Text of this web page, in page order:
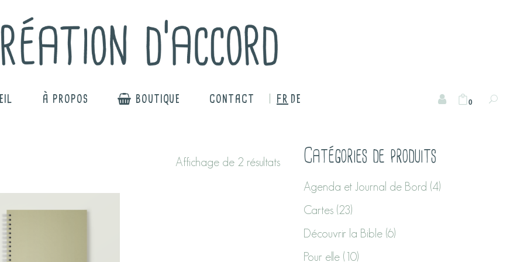
À PROPOS BOUTIQUE CONTACT FR DE 0
Affichage de 2 résultats Catégories de produits
Agenda et Journal de Bord (4)
Cartes (23)
Découvrir la Bible (6)
Pour elle (10)